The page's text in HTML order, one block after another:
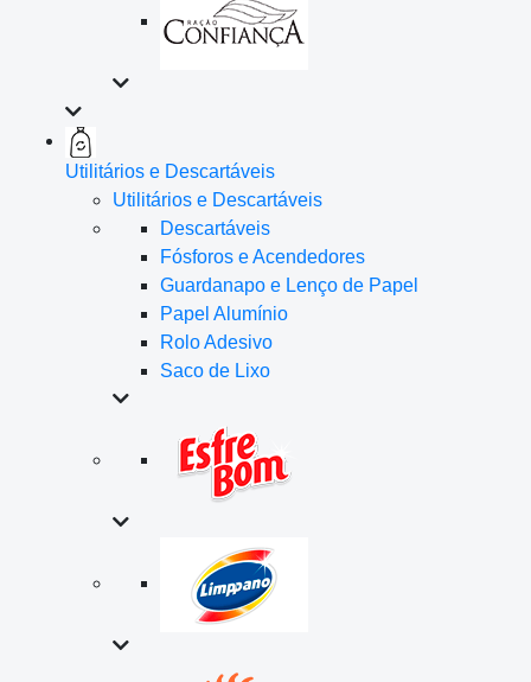
Utilitários e Descartáveis
Utilitários e Descartáveis
Descartáveis
Fósforos e Acendedores
Guardanapo e Lenço de Papel
Papel Alumínio
Rolo Adesivo
Saco de Lixo